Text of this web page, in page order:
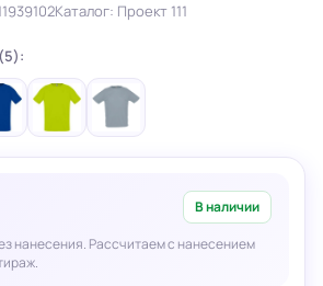
Каталог: Проект 111
В наличии
нанесения. Рассчитаем с нанесением